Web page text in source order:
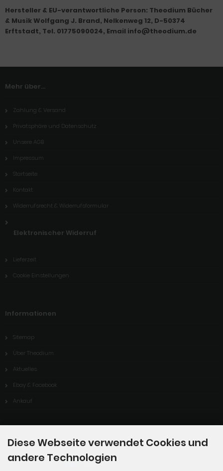
Hersteller & EU-verantwortliche Person: Theodium Bücher
& Musik Wolfgang J. Brand, Nelkenweg 12, D-50374
Erftstadt, Tel. 01775090024, Email info@theodium.de
Mehr über...
Zahlung & Versand
Privatsphäre und Datenschutz
Unsere AGB
Impressum
Startseite
Kontakt
Widerrufsrecht & Widerrufsformular
Elektronischer Widerruf
Lieferzeit
Cookie Einstellungen
Informationen
Sitemap
Über Theodium
Aktuelles
Ebay & Facebook
Ankauf
Zahlungsmethoden
Diese Webseite verwendet Cookies und
andere Technologien